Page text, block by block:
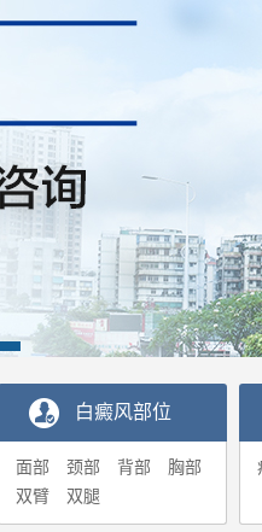
白癜风部位
面部 颈部 背部
胸部
双臂
双腿